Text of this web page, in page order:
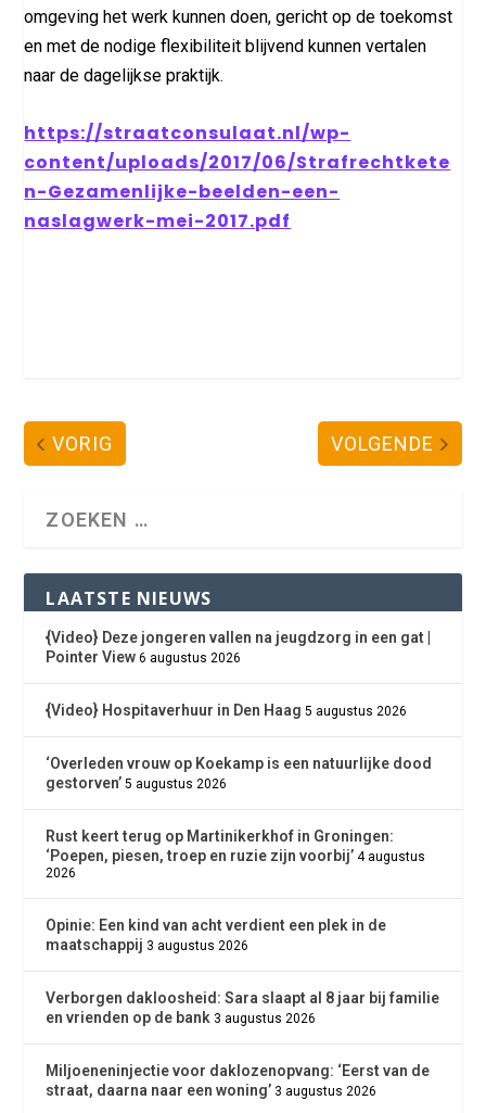
omgeving het werk kunnen doen, gericht op de toekomst
en met de nodige flexibiliteit blijvend kunnen vertalen
naar de dagelijkse praktijk.
https://straatconsulaat.nl/wp-
content/uploads/2017/06/Strafrechtkete
n-Gezamenlijke-beelden-een-
naslagwerk-mei-2017.pdf
VORIG VOLGENDE
LAATSTE NIEUWS
{Video} Deze jongeren vallen na jeugdzorg in een gat |
Pointer View 6 augustus 2026
{Video} Hospitaverhuur in Den Haag 5 augustus 2026
‘Overleden vrouw op Koekamp is een natuurlijke dood
gestorven’ 5 augustus 2026
Rust keert terug op Martinikerkhof in Groningen:
‘Poepen, piesen, troep en ruzie zijn voorbij’ 4 augustus
2026
Opinie: Een kind van acht verdient een plek in de
maatschappij 3 augustus 2026
Verborgen dakloosheid: Sara slaapt al 8 jaar bij familie
en vrienden op de bank 3 augustus 2026
Miljoeneninjectie voor daklozenopvang: ‘Eerst van de
straat, daarna naar een woning’ 3 augustus 2026